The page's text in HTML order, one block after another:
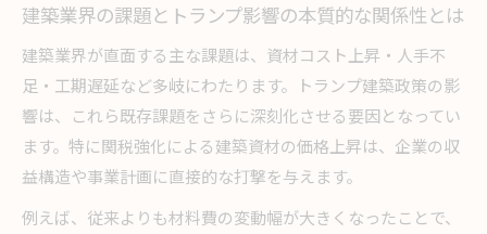
政策転換がもたらす建築コストの新展開
トランプ建築政策による建築コスト変化の新展
開
建築業界で注目されるトランプ影響とコスト構
造
建築コストに与えるトランプ問題の実際的な影
響
建築業界の課題とトランプ影響の本質的な関係性とは
建築業界が直面する主な課題は、資材コスト上昇・人手不
足・工期遅延など多岐にわたります。トランプ建築政策の影
響は、これら既存課題をさらに深刻化させる要因となってい
ます。特に関税強化による建築資材の価格上昇は、企業の収
益構造や事業計画に直接的な打撃を与えます。
例えば、従来よりも材料費の変動幅が大きくなったことで、